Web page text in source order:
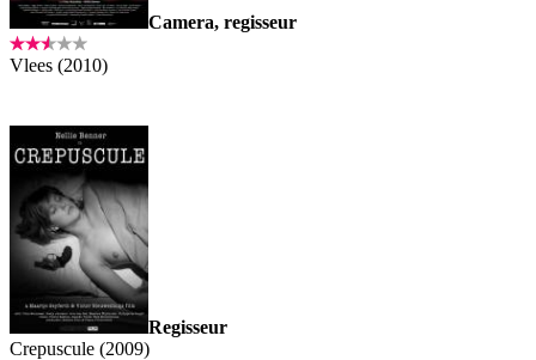
Camera, regisseur
Vlees (2010)
Regisseur
Crepuscule (2009)